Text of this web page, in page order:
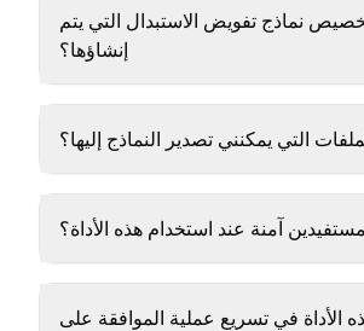
نماذج تفويض الاستبدال التي يتم
إنشاؤها؟
التي يمكنني تصدير النماذج إليها؟
آمنة عند استخدام هذه الأداة؟
الأداة في تسريع عملية الموافقة على